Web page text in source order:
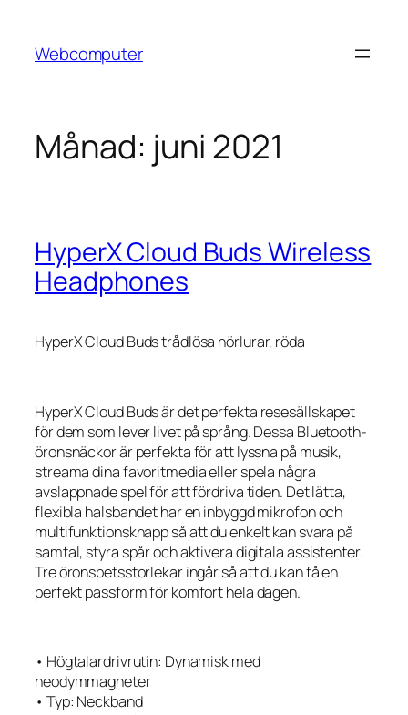
innehåll
Webcomputer
Månad: juni 2021
HyperX Cloud Buds Wireless
Headphones
HyperX Cloud Buds trådlösa hörlurar, röda
HyperX Cloud Buds är det perfekta resesällskapet
för dem som lever livet på språng. Dessa Bluetooth-
öronsnäckor är perfekta för att lyssna på musik,
streama dina favoritmedia eller spela några
avslappnade spel för att fördriva tiden. Det lätta,
flexibla halsbandet har en inbyggd mikrofon och
multifunktionsknapp så att du enkelt kan svara på
samtal, styra spår och aktivera digitala assistenter.
Tre öronspetsstorlekar ingår så att du kan få en
perfekt passform för komfort hela dagen.
• Högtalardrivrutin: Dynamisk med
neodymmagneter
• Typ: Neckband